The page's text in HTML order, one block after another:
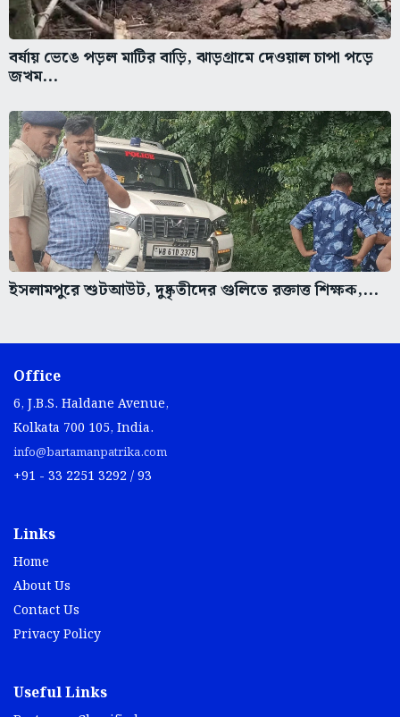
বর্ষায় ভেঙে পড়ল মাটির বাড়ি, ঝাড়গ্রামে দেওয়াল চাপা পড়ে
জখম...
ইসলামপুরে শুটআউট, দুষ্কৃতীদের গুলিতে রক্তাত্ত শিক্ষক,...
Office
6, J.B.S. Haldane Avenue,
Kolkata 700 105, India.
info@bartamanpatrika.com
+91 - 33 2251 3292 / 93
Links
Home
About Us
Contact Us
Privacy Policy
Useful Links